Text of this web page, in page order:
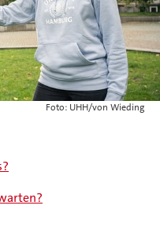
Foto: UHH/von Wieding